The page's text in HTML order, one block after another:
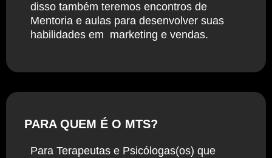
disso também teremos encontros de
Mentoria e aulas para desenvolver suas
habilidades em marketing e vendas.
PARA QUEM É O MTS?
Para Terapeutas e Psicólogas(os) que